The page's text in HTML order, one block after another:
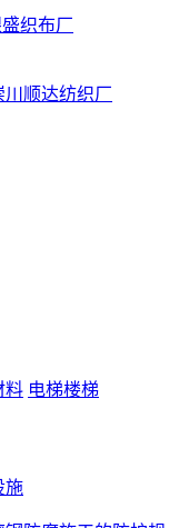
织布厂
川顺达纺织厂
料 电梯楼梯
施